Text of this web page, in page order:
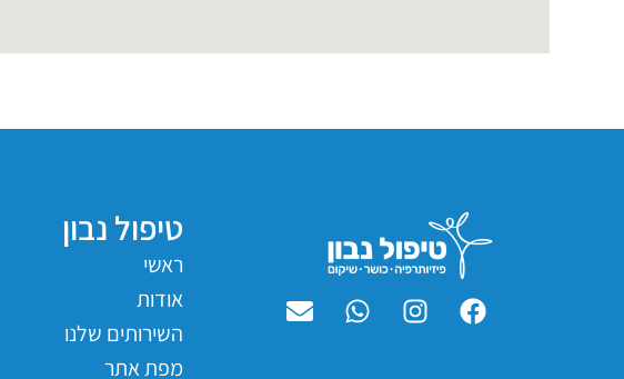
טיפול נבון
ראשי
אודות
השירותים שלנו
מפת אתר